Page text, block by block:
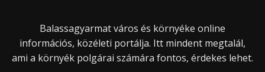
Balassagyarmat város és környéke online
információs, közéleti portálja. Itt mindent megtalál,
ami a környék polgárai számára fontos, érdekes lehet.